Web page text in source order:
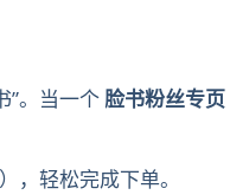
”。当一个 脸书粉丝专页
，轻松完成下单。